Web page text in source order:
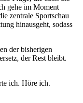
gehe im Moment
zentrale Sportschau
hinausgeht, sodass
der bisherigen
der Rest bleibt.
ich. Höre ich.